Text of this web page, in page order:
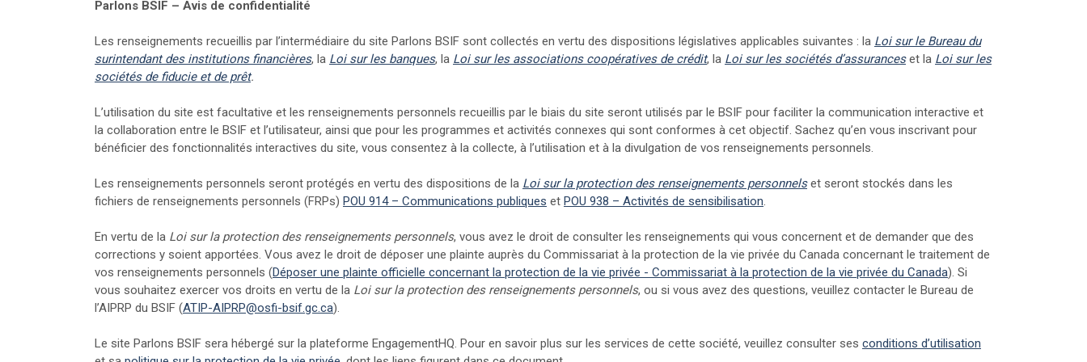
Parlons BSIF – Avis de confidentialité
Les renseignements recueillis par l’intermédiaire du site Parlons BSIF sont collectés en vertu des dispositions législatives applicables suivantes : la Loi sur le Bureau du
surintendant des institutions financières(Liens externes)
, la Loi sur les banques(Liens externes)
, la Loi sur les associations coopératives de crédit(Liens externes)
, la Loi sur les sociétés d’assurances(Liens externes)
et la Loi sur les
sociétés de fiducie et de prêt(Liens externes)
.
L’utilisation du site est facultative et les renseignements personnels recueillis par le biais du site seront utilisés par le BSIF pour faciliter la communication interactive et
la collaboration entre le BSIF et l’utilisateur, ainsi que pour les programmes et activités connexes qui sont conformes à cet objectif. Sachez qu’en vous inscrivant pour
bénéficier des fonctionnalités interactives du site, vous consentez à la collecte, à l’utilisation et à la divulgation de vos renseignements personnels.
Les renseignements personnels seront protégés en vertu des dispositions de la Loi sur la protection des renseignements personnels(Liens externes)
et seront stockés dans les
fichiers de renseignements personnels (FRPs) POU 914 – Communications publiques (Liens externes)
et POU 938 – Activités de sensibilisation.
En vertu de la Loi sur la protection des renseignements personnels, vous avez le droit de consulter les renseignements qui vous concernent et de demander que des
corrections y soient apportées. Vous avez le droit de déposer une plainte auprès du Commissariat à la protection de la vie privée du Canada concernant le traitement de
vos renseignements personnels (Déposer une plainte officielle concernant la protection de la vie privée - Commissariat à la protection de la vie privée du Canada(Liens externes)
). Si
vous souhaitez exercer vos droits en vertu de la Loi sur la protection des renseignements personnels, ou si vous avez des questions, veuillez contacter le Bureau de
l’AIPRP du BSIF (ATIP-AIPRP@osfi-bsif.gc.ca(Liens externes)
).
Le site Parlons BSIF sera hébergé sur la plateforme EngagementHQ. Pour en savoir plus sur les services de cette société, veuillez consulter ses conditions d’utilisation